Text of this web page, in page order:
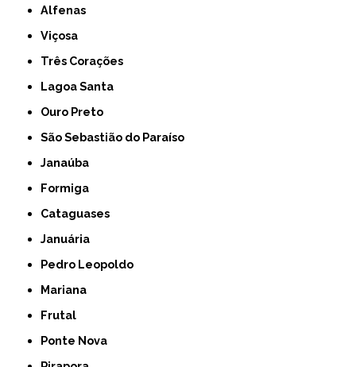
Alfenas
Viçosa
Três Corações
Lagoa Santa
Ouro Preto
São Sebastião do Paraíso
Janaúba
Formiga
Cataguases
Januária
Pedro Leopoldo
Mariana
Frutal
Ponte Nova